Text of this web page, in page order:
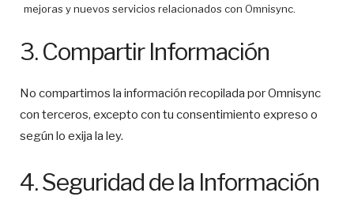
mejoras y nuevos servicios relacionados con Omnisync.
3. Compartir Información
No compartimos la información recopilada por Omnisync
con terceros, excepto con tu consentimiento expreso o
según lo exija la ley.
4. Seguridad de la Información